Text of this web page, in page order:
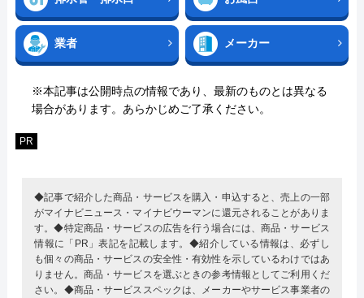
業者 メーカー
※本記事は公開時点の情報であり、最新のものとは異なる
場合があります。あらかじめご了承ください。
PR
◆記事で紹介した商品・サービスを購入・申込すると、売上の一部
がマイナビニュース・マイナビウーマンに還元されることがありま
す。◆特定商品・サービスの広告を行う場合には、商品・サービス
情報に「PR」表記を記載します。◆紹介している情報は、必ずし
も個々の商品・サービスの安全性・有効性を示しているわけではあ
りません。商品・サービスを選ぶときの参考情報としてご利用くだ
さい。◆商品・サービススペックは、メーカーやサービス事業者の